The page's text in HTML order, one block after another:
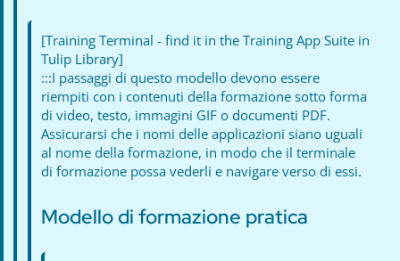
[Training Terminal - find it in the Training App Suite in
Tulip Library]
:::I passaggi di questo modello devono essere
riempiti con i contenuti della formazione sotto forma
di video, testo, immagini GIF o documenti PDF.
Assicurarsi che i nomi delle applicazioni siano uguali
al nome della formazione, in modo che il terminale
di formazione possa vederli e navigare verso di essi.
Modello di formazione pratica